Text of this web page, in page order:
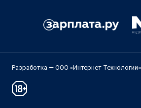
Разработка — ООО «Интернет Технологии»